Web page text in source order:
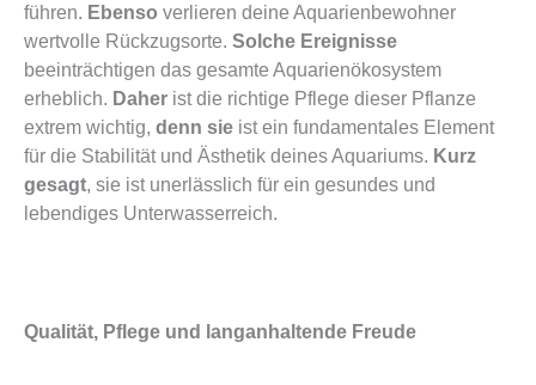
führen. Ebenso verlieren deine Aquarienbewohner
wertvolle Rückzugsorte. Solche Ereignisse
beeinträchtigen das gesamte Aquarienökosystem
erheblich. Daher ist die richtige Pflege dieser Pflanze
extrem wichtig, denn sie ist ein fundamentales Element
für die Stabilität und Ästhetik deines Aquariums. Kurz
gesagt, sie ist unerlässlich für ein gesundes und
lebendiges Unterwasserreich.
Qualität, Pflege und langanhaltende Freude